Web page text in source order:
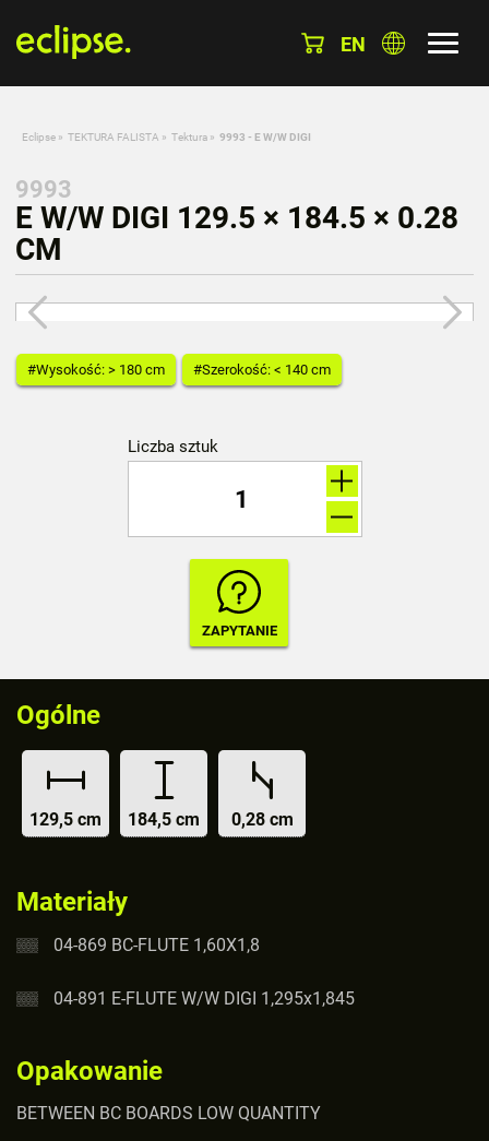
EN
Eclipse » TEKTURA FALISTA » Tektura » 9993 - E W/W DIGI
9993
E W/W DIGI 129.5 × 184.5 × 0.28
CM
#Wysokość: > 180 cm #Szerokość: < 140 cm
Liczba sztuk
Ogólne
129,5 cm 184,5 cm 0,28 cm
Materiały
04-869 BC-FLUTE 1,60X1,8
04-891 E-FLUTE W/W DIGI 1,295x1,845
Opakowanie
BETWEEN BC BOARDS LOW QUANTITY